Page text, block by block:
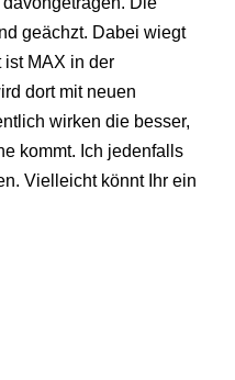
geächzt. Dabei wiegt
ist MAX in der
dort mit neuen
wirken die besser,
kommt. Ich jedenfalls
Vielleicht könnt Ihr ein